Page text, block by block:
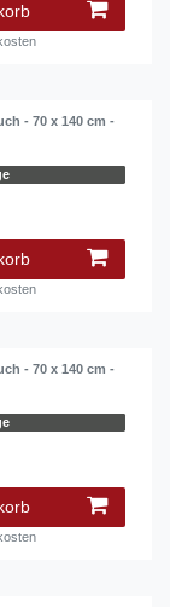
- 70 x 140 cm -
- 70 x 140 cm -